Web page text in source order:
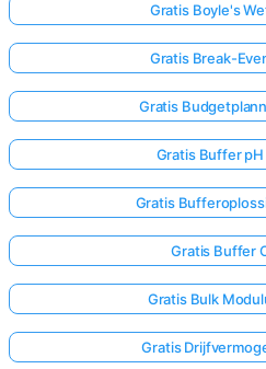
Gratis Boyle's
Gratis Break-
Gratis
Gratis Buffer
Gratis
Gratis Buffer
Gratis Bulk
Gratis